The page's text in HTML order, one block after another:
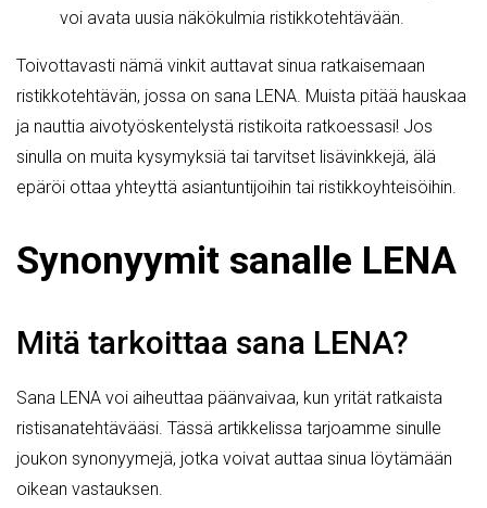
voi avata uusia näkökulmia ristikkotehtävään.
Toivottavasti nämä vinkit auttavat sinua ratkaisemaan
ristikkotehtävän, jossa on sana LENA. Muista pitää hauskaa
ja nauttia aivotyöskentelystä ristikoita ratkoessasi! Jos
sinulla on muita kysymyksiä tai tarvitset lisävinkkejä, älä
epäröi ottaa yhteyttä asiantuntijoihin tai ristikkoyhteisöihin.
Synonyymit sanalle LENA
Mitä tarkoittaa sana LENA?
Sana LENA voi aiheuttaa päänvaivaa, kun yrität ratkaista
ristisanatehtävääsi. Tässä artikkelissa tarjoamme sinulle
joukon synonyymejä, jotka voivat auttaa sinua löytämään
oikean vastauksen.